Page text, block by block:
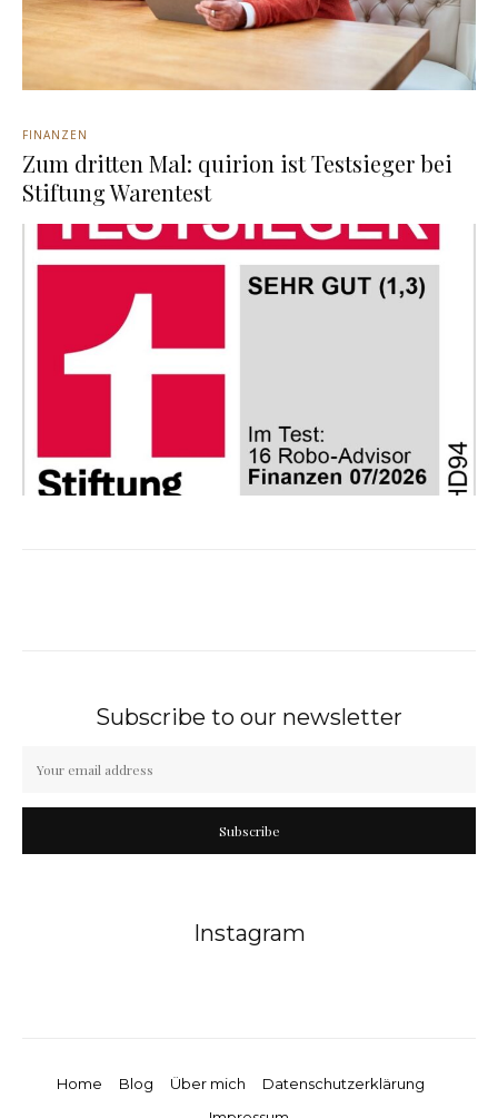
FINANZEN
Zum dritten Mal: quirion ist Testsieger bei
Stiftung Warentest
Subscribe to our newsletter
Subscribe
Instagram
Home Blog Über mich
Datenschutzerklärung